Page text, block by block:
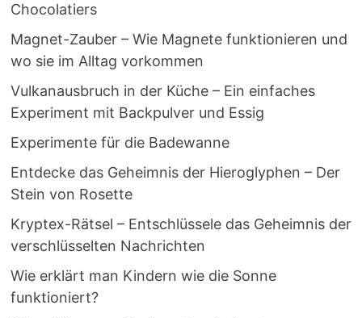
Chocolatiers
Magnet-Zauber – Wie Magnete funktionieren und
wo sie im Alltag vorkommen
Vulkanausbruch in der Küche – Ein einfaches
Experiment mit Backpulver und Essig
Experimente für die Badewanne
Entdecke das Geheimnis der Hieroglyphen – Der
Stein von Rosette
Kryptex-Rätsel – Entschlüssele das Geheimnis der
verschlüsselten Nachrichten
Wie erklärt man Kindern wie die Sonne
funktioniert?